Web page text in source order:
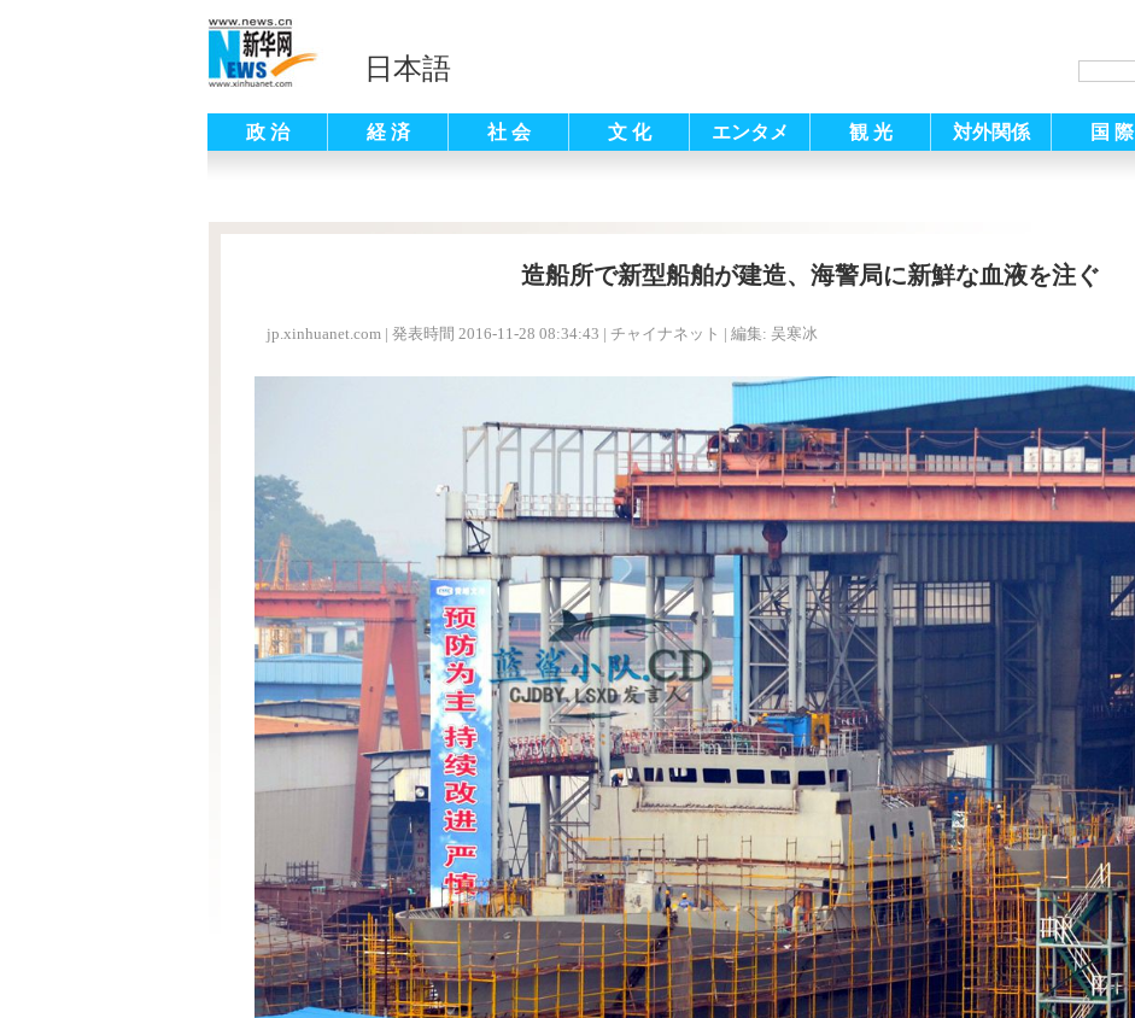
日本語
政 治 経 済 社 会 文 化 エンタメ 観 光 対外関係 国 際
造船所で新型船舶が建造、海警局に新鮮な血液を注ぐ
jp.xinhuanet.com | 発表時間 2016-11-28 08:34:43 | チャイナネット | 編集: 吴寒冰